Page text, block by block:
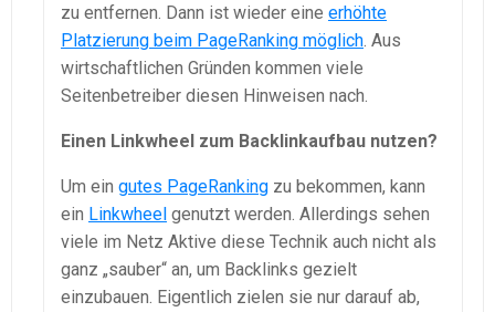
zu entfernen. Dann ist wieder eine erhöhte
Platzierung beim PageRanking möglich. Aus
wirtschaftlichen Gründen kommen viele
Seitenbetreiber diesen Hinweisen nach.
Einen Linkwheel zum Backlinkaufbau nutzen?
Um ein gutes PageRanking zu bekommen, kann
ein Linkwheel genutzt werden. Allerdings sehen
viele im Netz Aktive diese Technik auch nicht als
ganz „sauber“ an, um Backlinks gezielt
einzubauen. Eigentlich zielen sie nur darauf ab,